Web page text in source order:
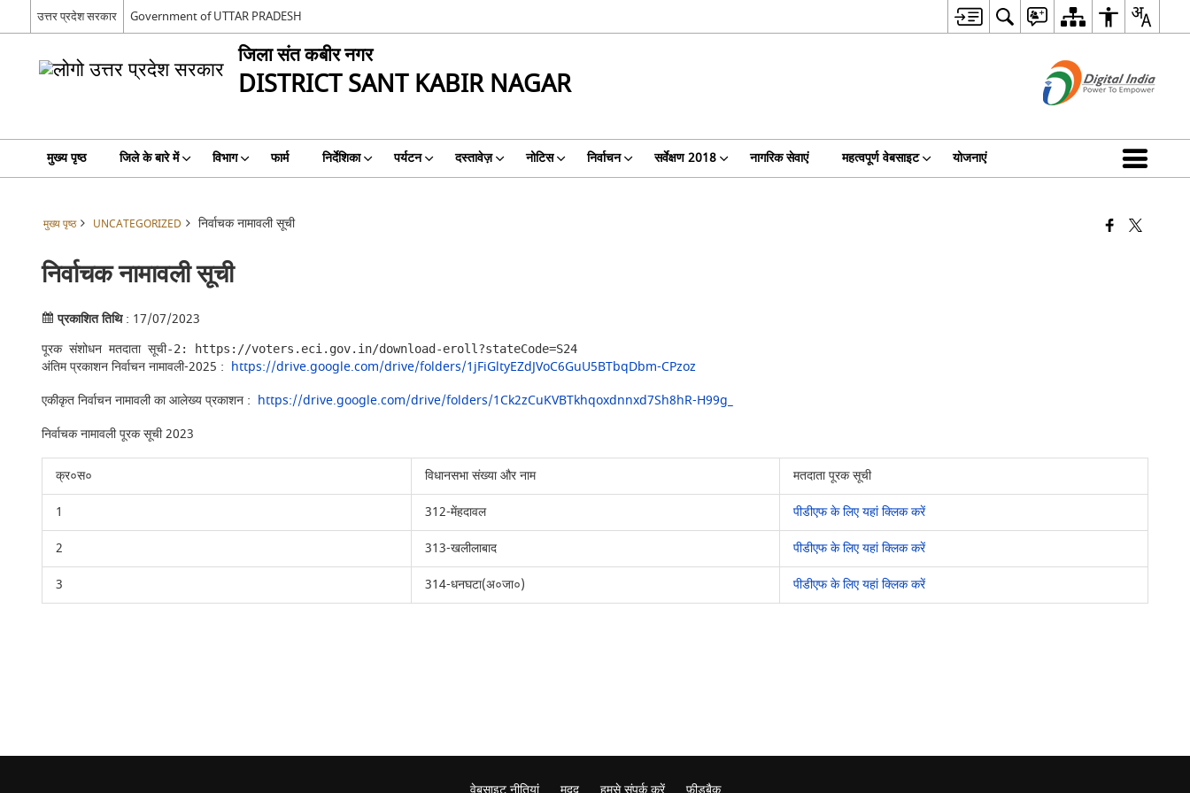
उत्तर प्रदेश सरकार Government of UTTAR PRADESH
जिला संत कबीर नगर
DISTRICT SANT KABIR NAGAR
मुख्य पृष्ठ जिले के बारे में विभाग फार्म निर्देशिका पर्यटन दस्तावेज़ नोटिस निर्वाचन सर्वेक्षण 2018 नागरिक सेवाएं महत्वपूर्ण वेबसाइट योजनाएं
मुख्य पृष्ठ UNCATEGORIZED निर्वाचक नामावली सूची
निर्वाचक नामावली सूची
प्रकाशित तिथि: 17/07/2023
पूरक संशोधन मतदाता सूची-2: https://voters.eci.gov.in/download-eroll?stateCode=S24
अंतिम प्रकाशन निर्वाचन नामावली-2025 : https://drive.google.com/drive/folders/1jFiGltyEZdJVoC6GuU5BTbqDbm-CPzoz
एकीकृत निर्वाचन नामावली का आलेख्य प्रकाशन : https://drive.google.com/drive/folders/1Ck2zCuKVBTkhqoxdnnxd7Sh8hR-H99g_
निर्वाचक नामावली पूरक सूची 2023
क्र०स० विधानसभा संख्या और नाम
मतदाता पूरक सूची
1
312-मेंहदावल
पीडीएफ के लिए यहां क्लिक करें
2
313-खलीलाबाद
पीडीएफ के लिए यहां क्लिक करें
3
314-धनघटा(अ०जा०) पीडीएफ के लिए यहां क्लिक करें